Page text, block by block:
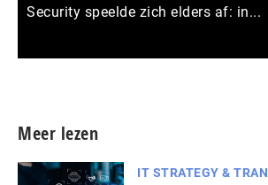
Security speelde zich elders af: in...
Meer lezen
IT STRATEGY &